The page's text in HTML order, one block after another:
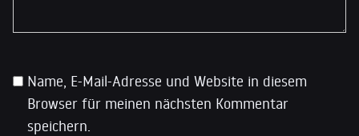
Name, E-Mail-Adresse und Website in diesem
Browser für meinen nächsten Kommentar
speichern.